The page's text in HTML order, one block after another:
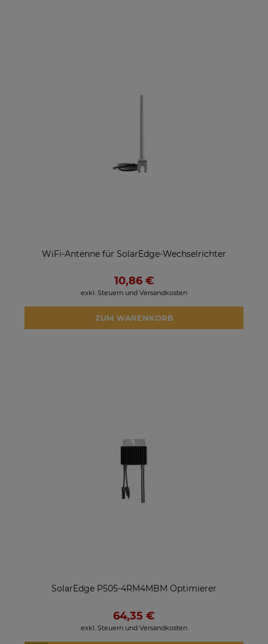
WiFi-Antenne für SolarEdge-Wechselrichter
10,86 €
exkl. Steuern und Versandkosten
ZUM WARENKORB
SolarEdge P505-4RM4MBM Optimierer
64,35 €
exkl. Steuern und Versandkosten